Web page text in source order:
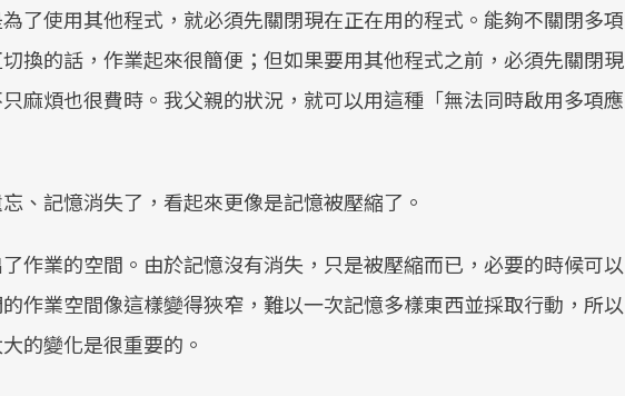
了使用其他程式，就必須先關閉現在正在用的程式。能夠不關閉多項
換的話，作業起來很簡便；但如果要用其他程式之前，必須先關閉現
麻煩也很費時。我父親的狀況，就可以用這種「無法同時啟用多項應
、記憶消失了，看起來更像是記憶被壓縮了。
作業的空間。由於記憶沒有消失，只是被壓縮而已，必要的時候可以
作業空間像這樣變得狹窄，難以一次記憶多樣東西並採取行動，所以
的變化是很重要的。